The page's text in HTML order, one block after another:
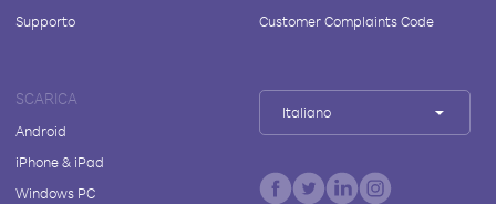
Supporto
Customer Complaints Code
SCARICA
Android
iPhone & iPad
Windows PC
Italiano